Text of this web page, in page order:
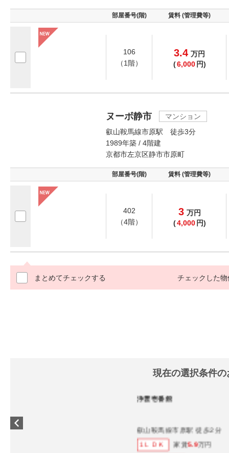
部屋番号(階) 賃料 (管理費等)
106
（1階）
3.4 万円
(6,000 円)
ヌーボ静市
マンション
叡山鞍馬線市原駅 徒歩3分
1989年築 / 4階建
京都市左京区静市市原町
部屋番号(階) 賃料 (管理費等)
402
（4階）
3 万円
(4,000 円)
まとめてチェックする チェックした物
現在の選択条件